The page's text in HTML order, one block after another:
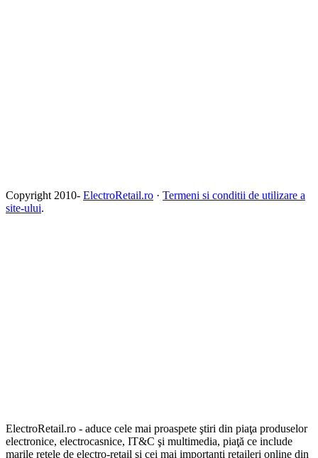
Copyright 2010- ElectroRetail.ro · Termeni si conditii de utilizare a
site-ului.
ElectroRetail.ro - aduce cele mai proaspete ştiri din piaţa produselor
electronice, electrocasnice, IT&C şi multimedia, piaţă ce include
marile reţele de electro-retail şi cei mai importanţi retaileri online din